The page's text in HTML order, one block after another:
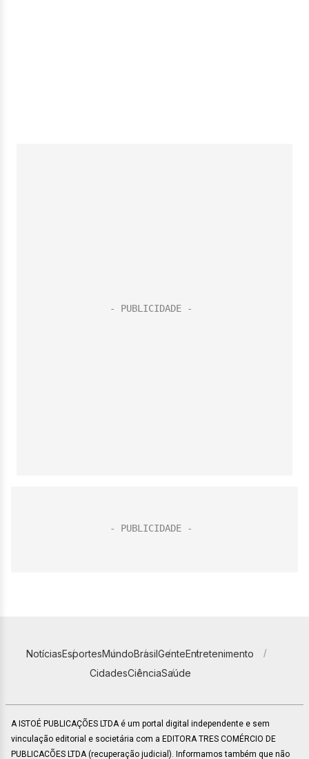
NotíciasEsportesMundoBrasilGenteEntretenimento
CidadesCiênciaSaúde
A ISTOÉ PUBLICAÇÕES LTDA é um portal digital independente e sem
vinculação editorial e societária com a EDITORA TRES COMÉRCIO DE
PUBLICACÕES LTDA (recuperação judicial). Informamos também que não